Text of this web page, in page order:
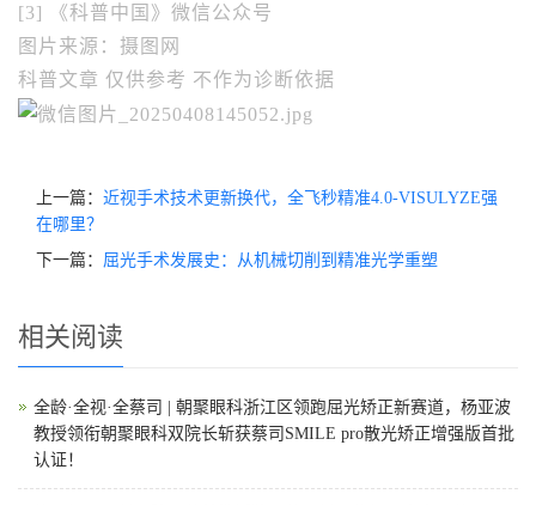
[3] 《科普中国》微信公众号
图片来源：摄图网
科普文章 仅供参考 不作为诊断依据
上一篇： 近视手术技术更新换代，全飞秒精准4.0-VISULYZE强
在哪里？
下一篇： 屈光手术发展史：从机械切削到精准光学重塑
相关阅读
全龄·全视·全蔡司 | 朝聚眼科浙江区领跑屈光矫正新赛道，杨亚波
教授领衔朝聚眼科双院长斩获蔡司SMILE pro散光矫正增强版首批
认证！